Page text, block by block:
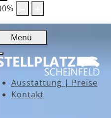
%
Menü
Ausstattung | Preise
Kontakt